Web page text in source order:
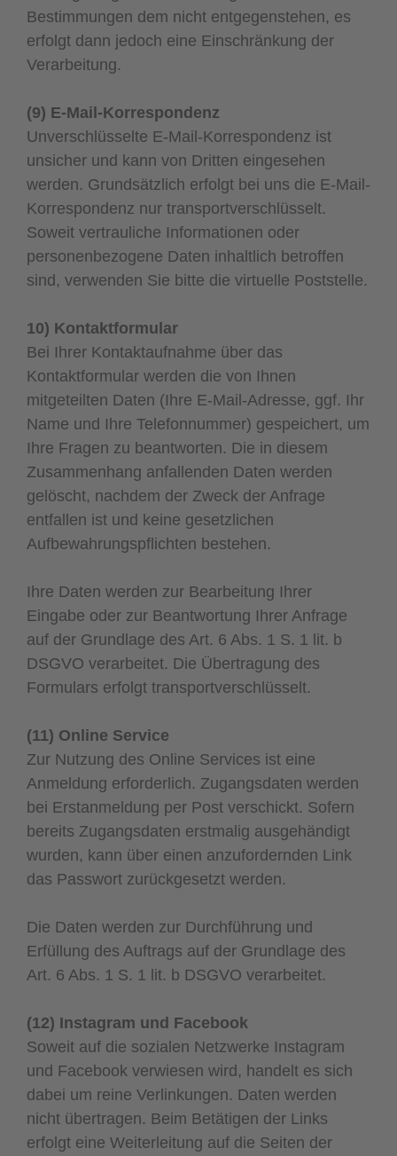
Bestimmungen dem nicht entgegenstehen, es
erfolgt dann jedoch eine Einschränkung der
Verarbeitung.
(9) E-Mail-Korrespondenz
Unverschlüsselte E-Mail-Korrespondenz ist
unsicher und kann von Dritten eingesehen
werden. Grundsätzlich erfolgt bei uns die E-Mail-
Korrespondenz nur transportverschlüsselt.
Soweit vertrauliche Informationen oder
personenbezogene Daten inhaltlich betroffen
sind, verwenden Sie bitte die virtuelle Poststelle.
10) Kontaktformular
Bei Ihrer Kontaktaufnahme über das
Kontaktformular werden die von Ihnen
mitgeteilten Daten (Ihre E-Mail-Adresse, ggf. Ihr
Name und Ihre Telefonnummer) gespeichert, um
Ihre Fragen zu beantworten. Die in diesem
Zusammenhang anfallenden Daten werden
gelöscht, nachdem der Zweck der Anfrage
entfallen ist und keine gesetzlichen
Aufbewahrungspflichten bestehen.
Ihre Daten werden zur Bearbeitung Ihrer
Eingabe oder zur Beantwortung Ihrer Anfrage
auf der Grundlage des Art. 6 Abs. 1 S. 1 lit. b
DSGVO verarbeitet. Die Übertragung des
Formulars erfolgt transportverschlüsselt.
(11) Online Service
Zur Nutzung des Online Services ist eine
Anmeldung erforderlich. Zugangsdaten werden
bei Erstanmeldung per Post verschickt. Sofern
bereits Zugangsdaten erstmalig ausgehändigt
wurden, kann über einen anzufordernden Link
das Passwort zurückgesetzt werden.
Die Daten werden zur Durchführung und
Erfüllung des Auftrags auf der Grundlage des
Art. 6 Abs. 1 S. 1 lit. b DSGVO verarbeitet.
(12) Instagram und Facebook
Soweit auf die sozialen Netzwerke Instagram
und Facebook verwiesen wird, handelt es sich
dabei um reine Verlinkungen. Daten werden
nicht übertragen. Beim Betätigen der Links
erfolgt eine Weiterleitung auf die Seiten der